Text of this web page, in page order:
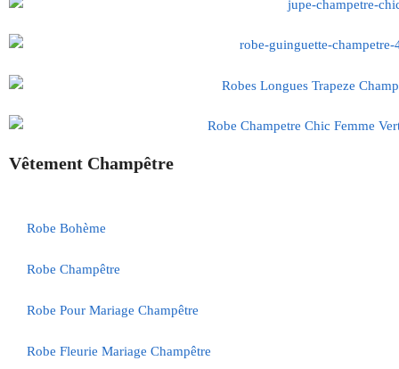
Vêtement Champêtre
Robe Bohème
Robe Champêtre
Robe Pour Mariage Champêtre
Robe Fleurie Mariage Champêtre